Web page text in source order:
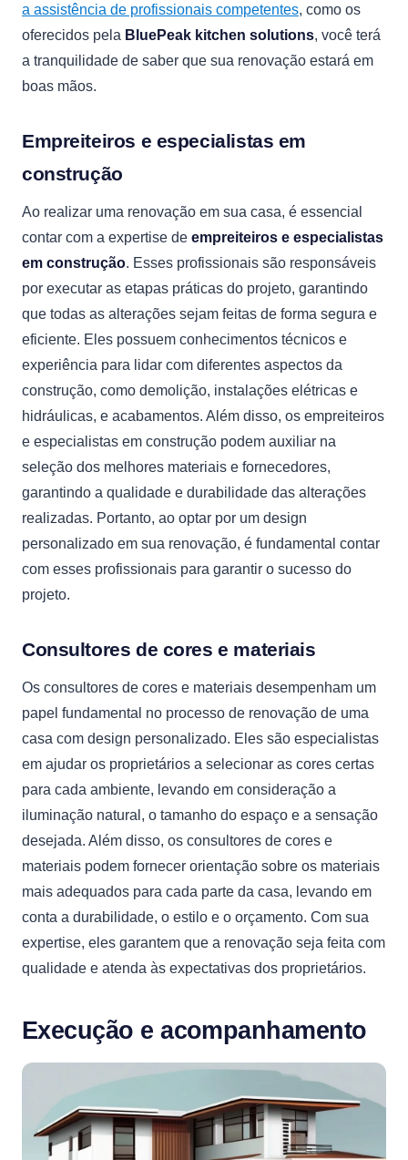
a assistência de profissionais competentes, como os
oferecidos pela BluePeak kitchen solutions, você terá
a tranquilidade de saber que sua renovação estará em
boas mãos.
Empreiteiros e especialistas em
construção
Ao realizar uma renovação em sua casa, é essencial
contar com a expertise de empreiteiros e especialistas
em construção. Esses profissionais são responsáveis
por executar as etapas práticas do projeto, garantindo
que todas as alterações sejam feitas de forma segura e
eficiente. Eles possuem conhecimentos técnicos e
experiência para lidar com diferentes aspectos da
construção, como demolição, instalações elétricas e
hidráulicas, e acabamentos. Além disso, os empreiteiros
e especialistas em construção podem auxiliar na
seleção dos melhores materiais e fornecedores,
garantindo a qualidade e durabilidade das alterações
realizadas. Portanto, ao optar por um design
personalizado em sua renovação, é fundamental contar
com esses profissionais para garantir o sucesso do
projeto.
Consultores de cores e materiais
Os consultores de cores e materiais desempenham um
papel fundamental no processo de renovação de uma
casa com design personalizado. Eles são especialistas
em ajudar os proprietários a selecionar as cores certas
para cada ambiente, levando em consideração a
iluminação natural, o tamanho do espaço e a sensação
desejada. Além disso, os consultores de cores e
materiais podem fornecer orientação sobre os materiais
mais adequados para cada parte da casa, levando em
conta a durabilidade, o estilo e o orçamento. Com sua
expertise, eles garantem que a renovação seja feita com
qualidade e atenda às expectativas dos proprietários.
Execução e acompanhamento